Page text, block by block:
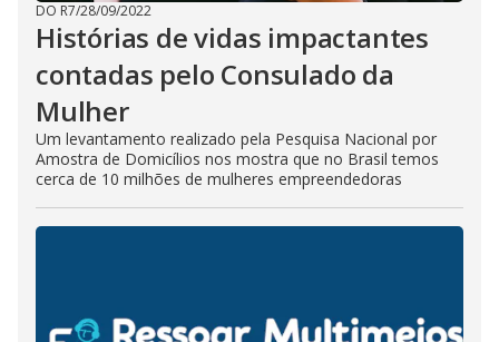
DO R7/28/09/2022
Histórias de vidas impactantes
contadas pelo Consulado da
Mulher
Um levantamento realizado pela Pesquisa Nacional por
Amostra de Domicílios nos mostra que no Brasil temos
cerca de 10 milhões de mulheres empreendedoras